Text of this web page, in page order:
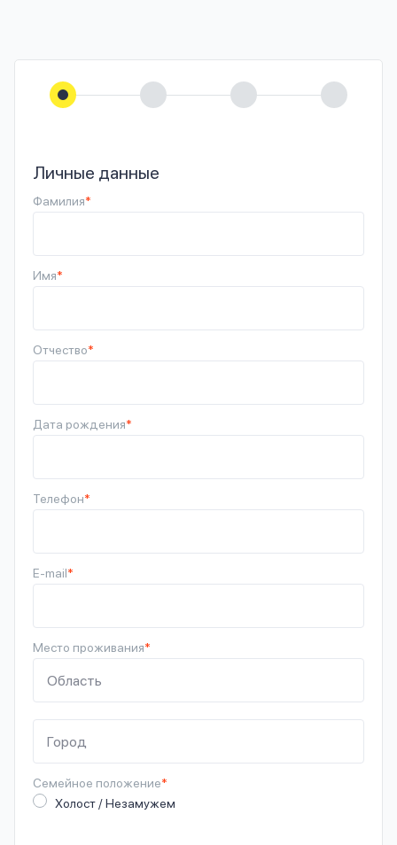
Личные данные
Фамилия*
Имя*
Отчество*
Дата рождения*
Телефон*
E-mail*
Место проживания*
Семейное положение*
Холост / Незамужем